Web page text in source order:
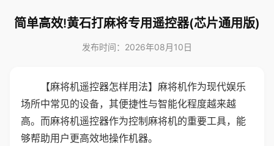
简单高效!黄石打麻将专用遥控器(芯片通用版)
发布时间：2026年08月10日
【麻将机遥控器怎样用法】麻将机作为现代娱乐
场所中常见的设备，其便捷性与智能化程度越来越
高。而麻将机遥控器作为控制麻将机的重要工具，能
够帮助用户更高效地操作机器。